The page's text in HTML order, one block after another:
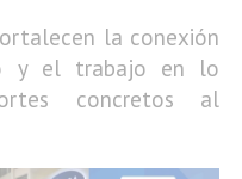
la conexión
y el trabajo en lo
concretos al